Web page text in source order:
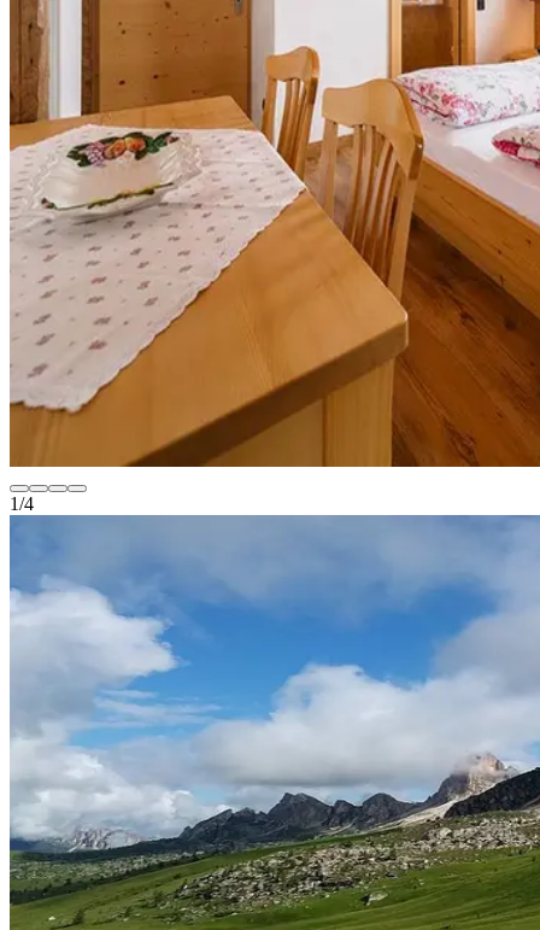
1/4